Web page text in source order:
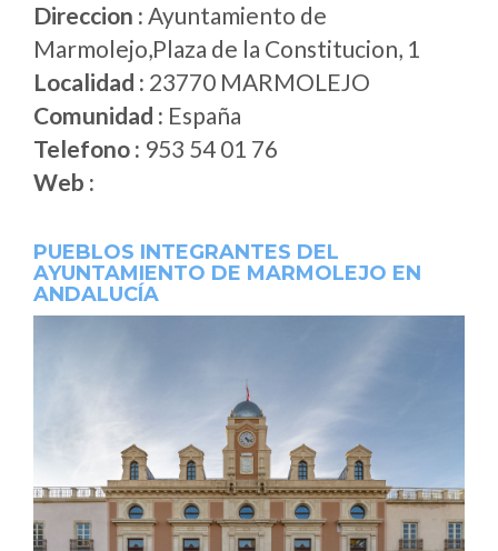
Direccion : Ayuntamiento de
Marmolejo,Plaza de la Constitucion, 1
Localidad : 23770 MARMOLEJO
Comunidad : España
Telefono : 953 54 01 76
Web :
PUEBLOS INTEGRANTES DEL
AYUNTAMIENTO DE MARMOLEJO EN
ANDALUCÍA